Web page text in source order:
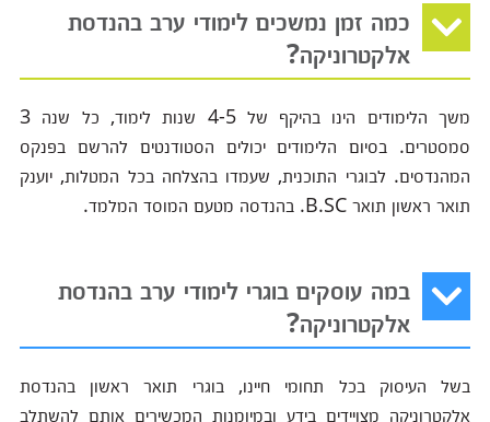
כמה זמן נמשכים לימודי ערב בהנדסת
אלקטרוניקה?
משך הלימודים הינו בהיקף של 4-5 שנות לימוד, כל שנה 3
סמסטרים. בסיום הלימודים יכולים הסטודנטים להרשם בפנקס
המהנדסים. לבוגרי התוכנית, שעמדו בהצלחה בכל המטלות, יוענק
תואר ראשון תואר B.SC. בהנדסה מטעם המוסד המלמד.
במה עוסקים בוגרי לימודי ערב בהנדסת
אלקטרוניקה?
בשל העיסוק בכל תחומי חיינו, בוגרי תואר ראשון בהנדסת
אלקטרוניקה מצויידים בידע ובמיומנות המכשירים אותם להשתלב